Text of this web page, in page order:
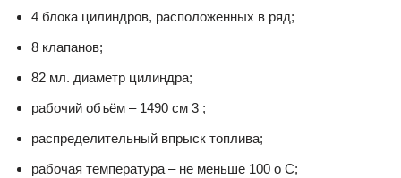
4 блока цилиндров, расположенных в ряд;
8 клапанов;
82 мл. диаметр цилиндра;
рабочий объём – 1490 см 3 ;
распределительный впрыск топлива;
рабочая температура – не меньше 100 о C;